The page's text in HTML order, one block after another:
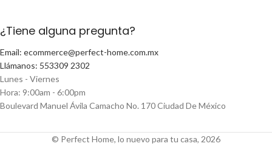
¿Tiene alguna pregunta?
Email: ecommerce@perfect-home.com.mx
Llámanos: 553309 2302
Lunes - Viernes
Hora: 9:00am - 6:00pm
Boulevard Manuel Ávila Camacho No. 170 Ciudad De México
© Perfect Home, lo nuevo para tu casa, 2026